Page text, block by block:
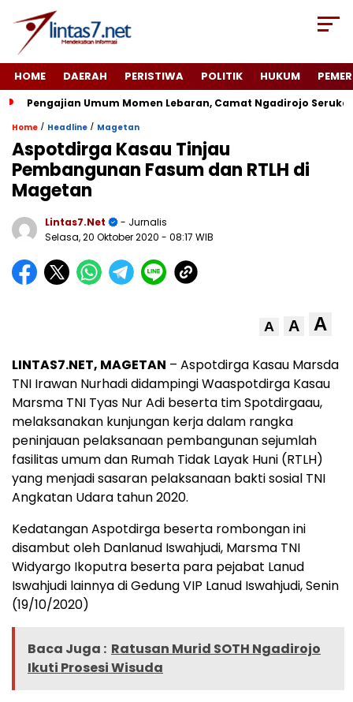
HOME DAERAH PERISTIWA POLITIK HUKUM
Pengajian Umum Momen Lebaran, Camat Ngadirojo
Home / Headline / Magetan
Aspotdirga Kasau Tinjau
Pembangunan Fasum dan RTLH di
Magetan
Lintas7.net
- Jurnalis
Selasa, 20 Oktober 2020 - 08:17 WIB
A A A
LINTAS7.NET, MAGETAN – Aspotdirga Kasau Marsda
TNI Irawan Nurhadi didampingi Waaspotdirga Kasau
Marsma TNI Tyas Nur Adi beserta tim Spotdirgaau,
melaksanakan kunjungan kerja dalam rangka
peninjauan pelaksanaan pembangunan sejumlah
fasilitas umum dan Rumah Tidak Layak Huni (RTLH)
yang menjadi sasaran pelaksanaan bakti sosial TNI
Angkatan Udara tahun 2020.
Kedatangan Aspotdirga beserta rombongan ini
disambut oleh Danlanud Iswahjudi, Marsma TNI
Widyargo Ikoputra beserta para pejabat Lanud
Iswahjudi lainnya di Gedung VIP Lanud Iswahjudi, Senin
(19/10/2020)
Baca Juga : Ratusan Murid SOTH Ngadirojo
Ikuti Prosesi Wisuda